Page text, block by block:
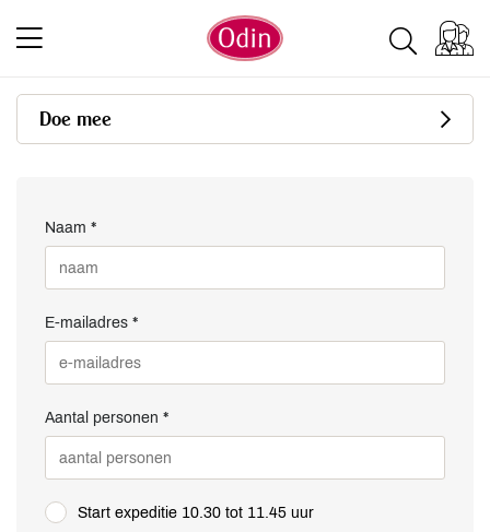
Doe mee
Naam *
E-mailadres *
Aantal personen *
Start expeditie 10.30 tot 11.45 uur